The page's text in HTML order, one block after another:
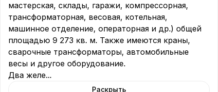
мастерская, склады, гаражи, компрессорная,
трансформаторная, весовая, котельная,
машинное отделение, операторная и др.) общей
площадью 9 273 кв. м. Также имеются краны,
сварочные трансформаторы, автомобильные
весы и другое оборудование.
Два желе...
Раскрыть